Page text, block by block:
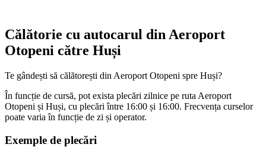
Călătorie cu autocarul din Aeroport
Otopeni către Huși
Te gândești să călătorești din Aeroport Otopeni spre Huși?
În funcție de cursă, pot exista plecări zilnice pe ruta Aeroport
Otopeni și Huși, cu plecări între 16:00 și 16:00. Frecvența curselor
poate varia în funcție de zi și operator.
Exemple de plecări